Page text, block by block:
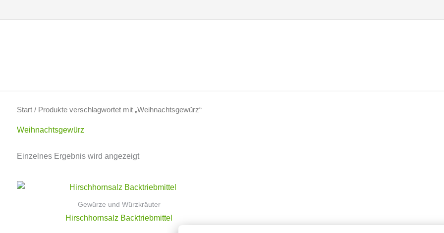
Inhalt
Start / Produkte verschlagwortet mit „Weihnachtsgewürz“
Weihnachtsgewürz
Einzelnes Ergebnis wird angezeigt
Gewürze und Würzkräuter
Hirschhornsalz Backtriebmittel